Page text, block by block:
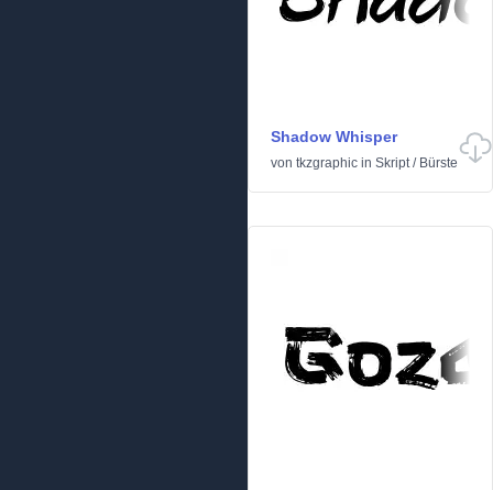
Shadow Whisper
von tkzgraphic in Skript/ Bürste